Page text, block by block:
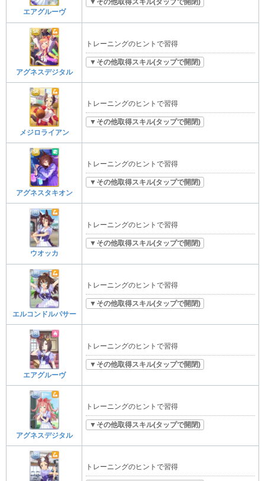
エアグルーヴ
▼その他取得スキル(タップで開閉)
アグネスデジタル
トレーニングのヒントで習得
▼その他取得スキル(タップで開閉)
メジロライアン
トレーニングのヒントで習得
▼その他取得スキル(タップで開閉)
アグネスタキオン
トレーニングのヒントで習得
▼その他取得スキル(タップで開閉)
ウオッカ
トレーニングのヒントで習得
▼その他取得スキル(タップで開閉)
エルコンドルパサー
トレーニングのヒントで習得
▼その他取得スキル(タップで開閉)
エアグルーヴ
トレーニングのヒントで習得
▼その他取得スキル(タップで開閉)
アグネスデジタル
トレーニングのヒントで習得
▼その他取得スキル(タップで開閉)
トレーニングのヒントで習得